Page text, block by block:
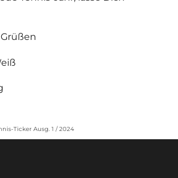
Ticker Ausg. 1 / 2024